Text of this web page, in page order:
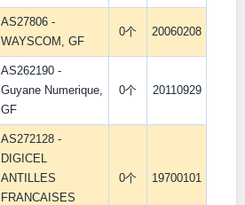
AS27806 -
WAYSCOM, GF
0个 20060208
AS262190 -
Guyane Numerique,
GF
0个 20110929
AS272128 -
DIGICEL
ANTILLES
FRANCAISES
0个 19700101